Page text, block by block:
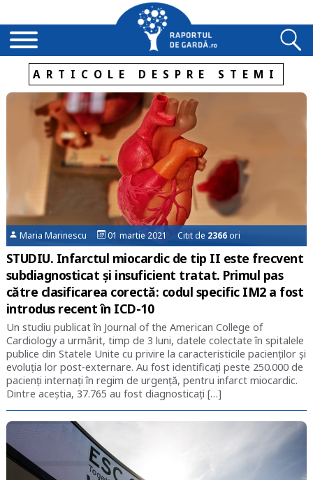
ARTICOLE DESPRE STEMI
Maria Marinescu 01 martie 2021 Citit de 2366ori
STUDIU. Infarctul miocardic de tip II este frecvent
subdiagnosticat și insuficient tratat. Primul pas
către clasificarea corectă: codul specific IM2 a fost
introdus recent în ICD-10
Un studiu publicat în Journal of the American College of
Cardiology a urmărit, timp de 3 luni, datele colectate în spitalele
publice din Statele Unite cu privire la caracteristicile pacienților și
evoluția lor post-externare. Au fost identificați peste 250.000 de
pacienți internați în regim de urgență, pentru infarct miocardic.
Dintre aceștia, 37.765 au fost diagnosticați […]